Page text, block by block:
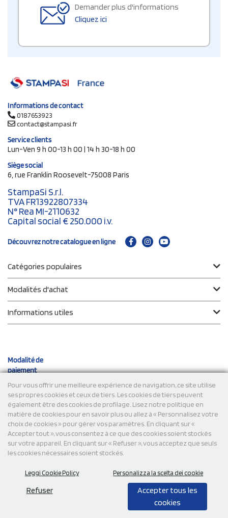
Pour vous offrir une meilleure expérience de navigation, ce site utilise
ses propres cookies et ceux de tiers. Les cookies de tiers peuvent
également être des cookies de profilage. Lisez notre politique en
matière de cookies pour en savoir plus ou allez à « Personnalisez votre
choix de cookies » pour gérer vos paramètres. En cliquant sur «
Accepter tout », vous consentez à ce que des cookies soient stockés
sur votre appareil. En cliquant sur « Refuser », vous acceptez que seuls
les cookies nécessaires soient stockés.
Leggi Cookie Policy Personalizza la scelta dei cookie
Refuser
Accepter tous les
cookies
Demander plus d'informations
Cliquez ici
Informations de contact
0187653923
contact@stampasi.fr
Service clients
Lun-Ven 9 h 00-13 h 00 | 14 h 30-18 h 00
Siège social
6, rue Franklin Roosevelt-75008 Paris
StampaSi S.r.l.
TVA FR13922807334
N° Rea MI-2110632
Capital social € 250.000 i.v.
Découvrez notre catalogue en ligne
Catégories populaires
Modalités d'achat
Informations utiles
Modalité de
paiement
Expéditions
© 2026 StampaSi s.r.l. TOUS DROITS RÉSERVÉS - TVA
FR13922807334